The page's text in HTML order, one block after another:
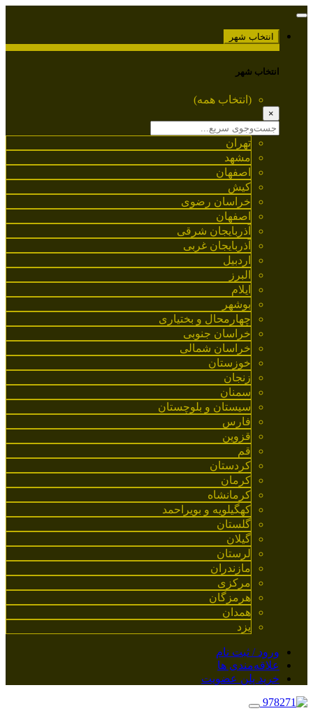
انتخاب شهر
انتخاب شهر
(انتخاب همه)
×
تهران
مشهد
اصفهان
کیش
خراسان رضوی
اصفهان
آذربایجان شرقی
آذربایجان غربی
اردبیل
البرز
ایلام
بوشهر
چهارمحال و بختیاری
خراسان جنوبی
خراسان شمالی
خوزستان
زنجان
سمنان
سیستان و بلوچستان
فارس
قزوین
قم
کردستان
کرمان
کرمانشاه
کهگیلویه و بویراحمد
گلستان
گیلان
لرستان
مازندران
مرکزی
هرمزگان
همدان
یزد
ورود / ثبت نام
علاقه‌مندی ها
خرید پلن عضویت